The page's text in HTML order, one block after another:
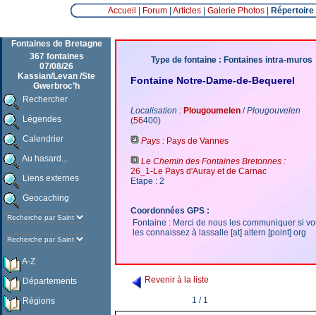
Accueil Forum| Articles| Galerie Photos|
Fontaines de Bretagne
367 fontaines
07/08/26
Kassian/Levan /Ste
Gwerbroc’h
Rechercher
Légendes
Calendrier
Au hasard...
Liens externes
Geocaching
A-Z
Départements
Régions
Type de fontaine : Fontaines intra-muros
Fontaine Notre-Dame-de-Bequerel
Localisation : Plougoumelen /Plougouvelen
(56400)
Pays : Pays de Vannes
Le Chemin des Fontaines Bretonnes :
26_1-Le Pays d'Auray et de Carnac
Etape : 2
Coordonnées GPS :
Fontaine : Merci de nous les communiquer si
les connaissez à lassalle [at] altern [point] org
Revenir à la liste
1 / 1